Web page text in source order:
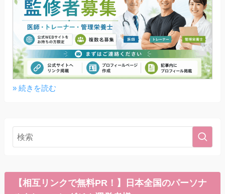
» 続きを読む
【相互リンクで無料PR！】日本全国のパーソナ